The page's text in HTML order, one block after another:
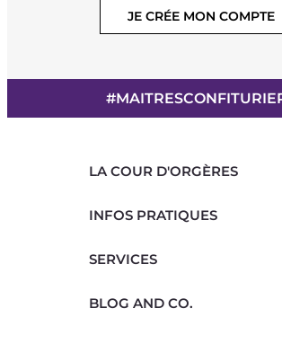
JE CRÉE MON COMPTE
LA COUR D'ORGÈRES
INFOS PRATIQUES
SERVICES
BLOG AND CO.